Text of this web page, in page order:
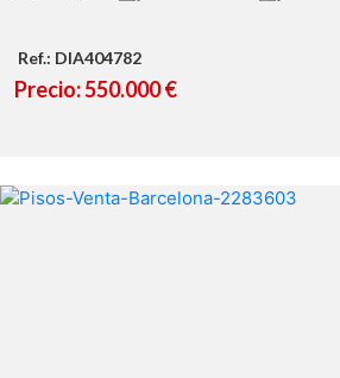
Ref.: DIA404782
Precio: 550.000 €